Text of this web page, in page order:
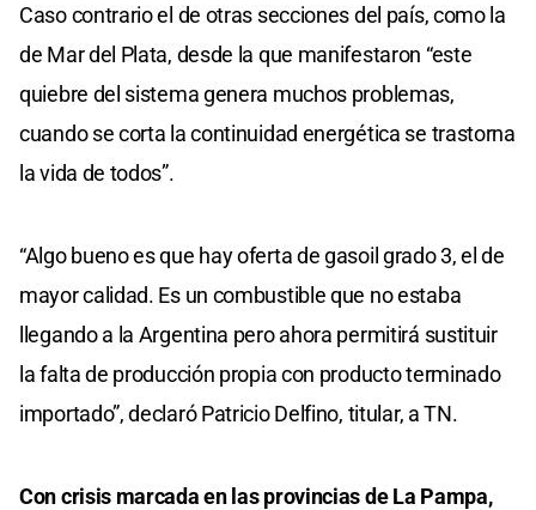
Caso contrario el de otras secciones del país, como la
de Mar del Plata, desde la que manifestaron “este
quiebre del sistema genera muchos problemas,
cuando se corta la continuidad energética se trastorna
la vida de todos”.
“Algo bueno es que hay oferta de gasoil grado 3, el de
mayor calidad. Es un combustible que no estaba
llegando a la Argentina pero ahora permitirá sustituir
la falta de producción propia con producto terminado
importado”, declaró Patricio Delfino, titular, a TN.
Con crisis marcada en las provincias de La Pampa,